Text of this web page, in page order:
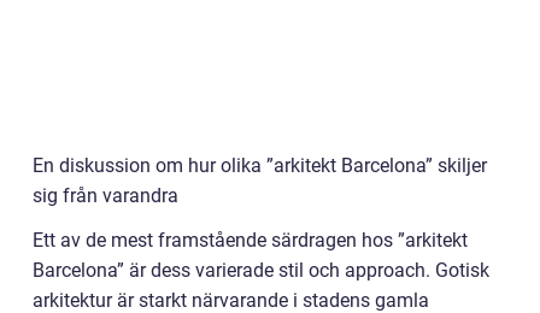
En diskussion om hur olika ”arkitekt Barcelona” skiljer
sig från varandra
Ett av de mest framstående särdragen hos ”arkitekt
Barcelona” är dess varierade stil och approach. Gotisk
arkitektur är starkt närvarande i stadens gamla